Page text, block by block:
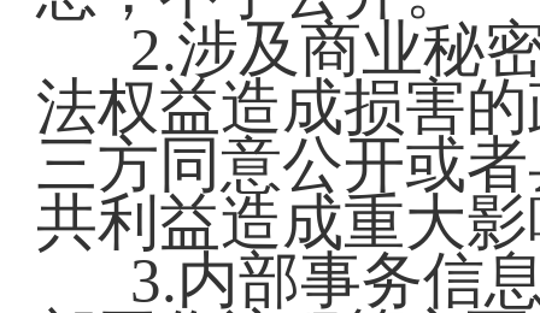
2.涉及商业秘
法权益造成损害
三方同意公开或
共利益造成重大
3.内部事务信